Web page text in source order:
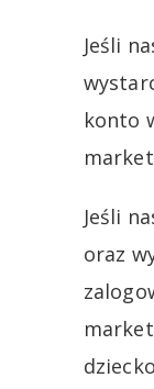
Jeśli
konto
Jeśli
oraz